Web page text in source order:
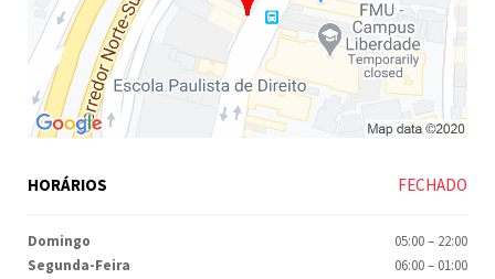
HORÁRIOS FECHADO
Domingo 05:00– 22:00
Segunda-Feira
06:00– 01:00